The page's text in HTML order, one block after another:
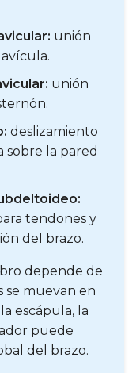
unión
unión
deslizamiento
sobre la pared
tendones y
del brazo.
depende de
se muevan en
escápula, la
puede
del brazo.